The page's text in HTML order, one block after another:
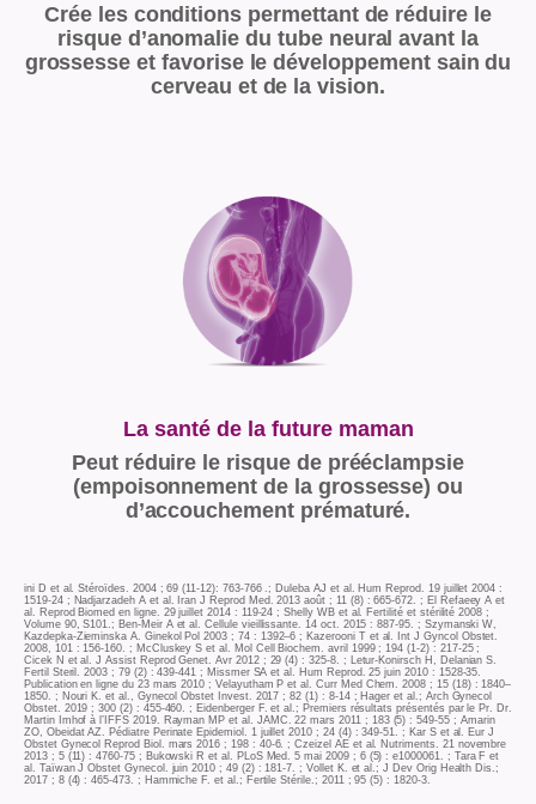
Crée les conditions permettant de réduire le
risque d’anomalie du tube neural avant la
grossesse et favorise le développement sain du
cerveau et de la vision.
La santé de la future maman
Peut réduire le risque de prééclampsie
(empoisonnement de la grossesse) ou
d’accouchement prématuré.
ini D et al. Stéroïdes. 2004 ; 69 (11-12): 763-766 .; Duleba AJ et al. Hum Reprod. 19 juillet 2004 :
1519-24 ; Nadjarzadeh A et al. Iran J Reprod Med. 2013 août ; 11 (8) : 665-672. ; El Refaeey A et
al. Reprod Biomed en ligne. 29 juillet 2014 : 119-24 ; Shelly WB et al. Fertilité et stérilité 2008 ;
Volume 90, S101.; Ben-Meir A et al. Cellule vieillissante. 14 oct. 2015 : 887-95. ; Szymanski W,
Kazdepka-Zieminska A. Ginekol Pol 2003 ; 74 : 1392–6 ; Kazerooni T et al. Int J Gyncol Obstet.
2008, 101 : 156-160. ; McCluskey S et al. Mol Cell Biochem. avril 1999 ; 194 (1-2) : 217-25 ;
Cicek N et al. J Assist Reprod Genet. Avr 2012 ; 29 (4) : 325-8. ; Letur-Konirsch H, Delanian S.
Fertil Steril. 2003 ; 79 (2) : 439-441 ; Missmer SA et al. Hum Reprod. 25 juin 2010 : 1528-35.
Publication en ligne du 23 mars 2010 ; Velayutham P et al. Curr Med Chem. 2008 ; 15 (18) : 1840–
1850. ; Nouri K. et al., Gynecol Obstet Invest. 2017 ; 82 (1) : 8-14 ; Hager et al.; Arch Gynecol
Obstet. 2019 ; 300 (2) : 455-460. ; Eidenberger F. et al.; Premiers résultats présentés par le Pr. Dr.
Martin Imhof à l’IFFS 2019. Rayman MP et al. JAMC. 22 mars 2011 ; 183 (5) : 549-55 ; Amarin
ZO, Obeidat AZ. Pédiatre Perinate Epidemiol. 1 juillet 2010 ; 24 (4) : 349-51. ; Kar S et al. Eur J
Obstet Gynecol Reprod Biol. mars 2016 ; 198 : 40-6. ; Czeizel AE et al. Nutriments. 21 novembre
2013 ; 5 (11) : 4760-75 ; Bukowski R et al. PLoS Med. 5 mai 2009 ; 6 (5) : e1000061. ; Tara F et
al. Taïwan J Obstet Gynecol. juin 2010 ; 49 (2) : 181-7. ; Vollet K. et al.; J Dev Orig Health Dis.;
2017 ; 8 (4) : 465-473. ; Hammiche F. et al.; Fertile Stérile.; 2011 ; 95 (5) : 1820-3.